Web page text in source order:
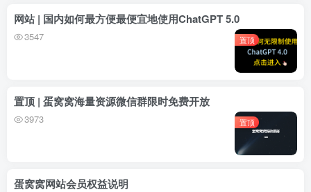
网站 | 国内如何最方便最便宜地使用ChatGPT 5.0
置顶
3547
置顶 | 蛋窝窝海量资源微信群限时免费开放
置顶
3973
蛋窝窝网站会员权益说明